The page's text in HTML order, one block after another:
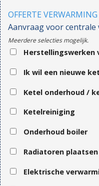
OFFERTE VERWARMING
Aanvraag voor
Meerdere selecties mogelijk.
Herstellingswerken
Ik wil een nieuwe
Ketel onderhoud /
Ketelreiniging
Onderhoud boiler
Radiatoren plaatsen
Elektrische